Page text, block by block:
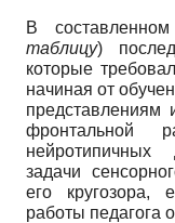
В
таблицу)
которые
начиная от
представлениям
фронтальной
задачи
его кругозора,
работы педагога